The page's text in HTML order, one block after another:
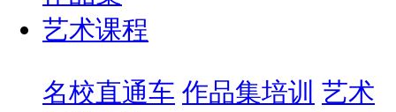
艺术课程
名校直通车 作品集培训 艺术